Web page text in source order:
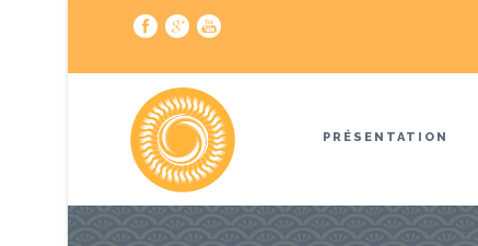
PRÉSENTATION